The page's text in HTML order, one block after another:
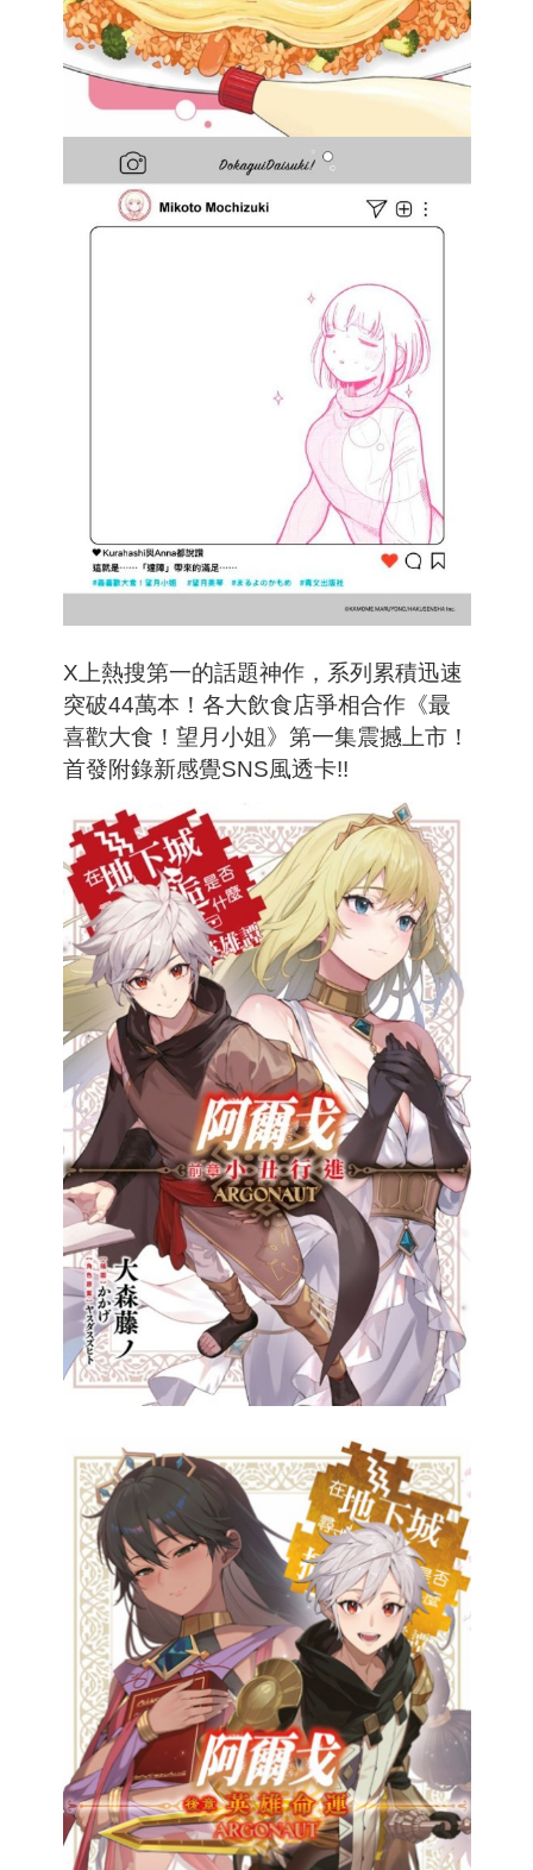
X上熱搜第一的話題神作，系列累積迅速
突破44萬本！各大飲食店爭相合作《最
喜歡大食！望月小姐》第一集震撼上市！
首發附錄新感覺SNS風透卡!!